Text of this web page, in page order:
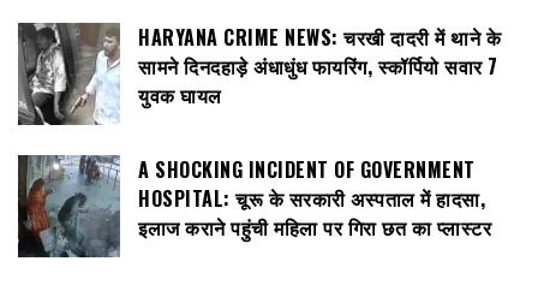
HARYANA CRIME NEWS: चरखी दादरी में थाने के
सामने दिनदहाड़े अंधाधुंध फायरिंग, स्कॉर्पियो सवार 7
युवक घायल
A SHOCKING INCIDENT OF GOVERNMENT
HOSPITAL: चूरू के सरकारी अस्पताल में हादसा,
इलाज कराने पहुंची महिला पर गिरा छत का प्लास्टर